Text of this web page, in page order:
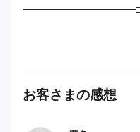
お客さまの感想